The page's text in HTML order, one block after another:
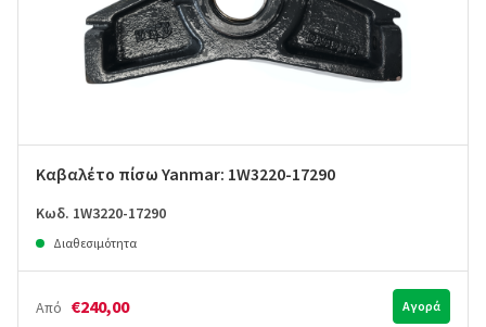
Καβαλέτο πίσω Yanmar: 1W3220-17290
Κωδ. 1W3220-17290
Διαθεσιμότητα
Από €240,00 Αγορά